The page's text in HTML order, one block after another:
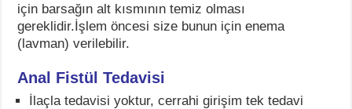
için barsağın alt kısmının temiz olması
gereklidir.İşlem öncesi size bunun için enema
(lavman) verilebilir.
Anal Fistül Tedavisi
İlaçla tedavisi yoktur, cerrahi girişim tek tedavi